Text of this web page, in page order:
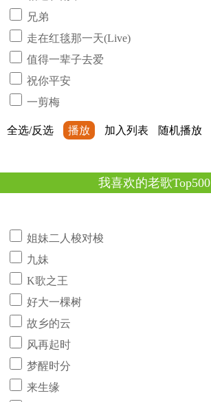
兄弟
走在红毯那一天(Live)
值得一辈子去爱
祝你平安
一剪梅
全选/反选 播放 加入列表 随机播放
我喜欢的老歌Top500
姐妹二人梭对梭
九妹
K歌之王
好大一棵树
故乡的云
风再起时
梦醒时分
来生缘